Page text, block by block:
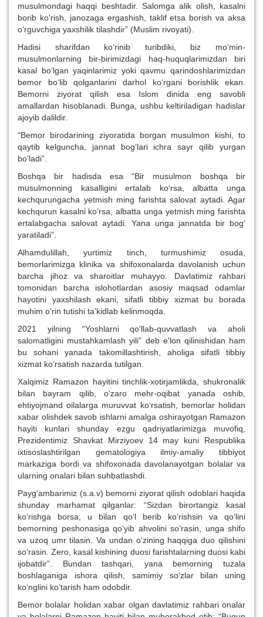
musulmondagi haqqi beshtadir. Salomga alik olish, kasalni
borib ko‘rish, janozaga ergashish, taklif etsa borish va aksa
o‘rguvchiga yaxshilik tilashdir” (Muslim rivoyati).
Hadisi sharifdan ko‘rinib turibdiki, biz mo‘min-
musulmonlarning bir-birimizdagi haq-huquqlarimizdan biri
kasal bo‘lgan yaqinlarimiz yoki qavmu qarindoshlarimizdan
bemor bo‘lib qolganlarini darhol ko‘rgani borishlik ekan.
Bemorni ziyorat qilish esa Islom dinida eng savobli
amallardan hisoblanadi. Bunga, ushbu keltiriladigan hadislar
ajoyib dalildir.
“Bemor birodarining ziyoratida borgan musulmon kishi, to
qaytib kelguncha, jannat bog‘lari ichra sayr qilib yurgan
bo‘ladi”.
Boshqa bir hadisda esa “Bir musulmon boshqa bir
musulmonning kasalligini ertalab ko‘rsa, albatta unga
kechqurungacha yetmish ming farishta salovat aytadi. Agar
kechqurun kasalni ko‘rsa, albatta unga yetmish ming farishta
ertalabgacha salovat aytadi. Yana unga jannatda bir bog‘
yaratiladi”.
Alhamdulillah, yurtimiz tinch, turmushimiz osuda,
bemorlarimizga klinika va shifoxonalarda davolanish uchun
barcha jihoz va sharoitlar muhayyo. Davlatimiz rahbari
tomonidan barcha islohotlardan asosiy maqsad odamlar
hayotini yaxshilash ekani, sifatli tibbiy xizmat bu borada
muhim o‘rin tutishi ta'kidlab kelinmoqda.
2021 yilning “Yoshlarni qo‘llab-quvvatlash va aholi
salomatligini mustahkamlash yili” deb e'lon qilinishidan ham
bu sohani yanada takomillashtirish, aholiga sifatli tibbiy
xizmat ko‘rsatish nazarda tutilgan.
Xalqimiz Ramazon hayitini tinchlik-xotirjamlikda, shukronalik
bilan bayram qilib, o‘zaro mehr-oqibat yanada oshib,
ehtiyojmand oilalarga muruvvat ko‘rsatish, bemorlar holidan
xabar olishdek savob ishlarni amalga oshirayotgan Ramazon
hayiti kunlari shunday ezgu qadriyatlarimizga muvofiq,
Prezidentimiz Shavkat Mirziyoev 14 may kuni Respublika
ixtisoslashtirilgan gematologiya ilmiy-amaliy tibbiyot
markaziga bordi va shifoxonada davolanayotgan bolalar va
ularning onalari bilan suhbatlashdi.
Payg‘ambarimiz (s.a.v) bemorni ziyorat qilish odoblari haqida
shunday marhamat qilganlar: “Sizdan birortangiz kasal
ko‘rishga borsa, u bilan qo‘l berib ko‘rishsin va qo‘lini
bemorning peshonasiga qo‘yib ahvolini so‘rasin, unga shifo
va uzoq umr tilasin. Va undan o‘zining haqqiga duo qilishini
so‘rasin. Zero, kasal kishining duosi farishtalarning duosi kabi
ijobatdir”. Bundan tashqari, yana bemorning tuzala
boshlaganiga ishora qilish, samimiy so‘zlar bilan uning
ko‘nglini ko‘tarish ham odobdir.
Bemor bolalar holidan xabar olgan davlatimiz rahbari onalar